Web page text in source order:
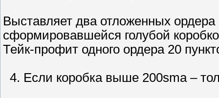
Выставляет два отложенных
сформировавшейся голубой
Тейк-профит одного ордера 20
4. Если коробка выше 200sma –